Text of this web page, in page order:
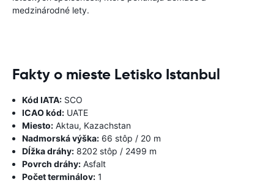
medzinárodné lety.
Fakty o mieste Letisko Istanbul
Kód IATA: SCO
ICAO kód: UATE
Miesto: Aktau, Kazachstan
Nadmorská výška: 66 stôp / 20 m
Dĺžka dráhy: 8202 stôp / 2499 m
Povrch dráhy: Asfalt
Počet terminálov: 1